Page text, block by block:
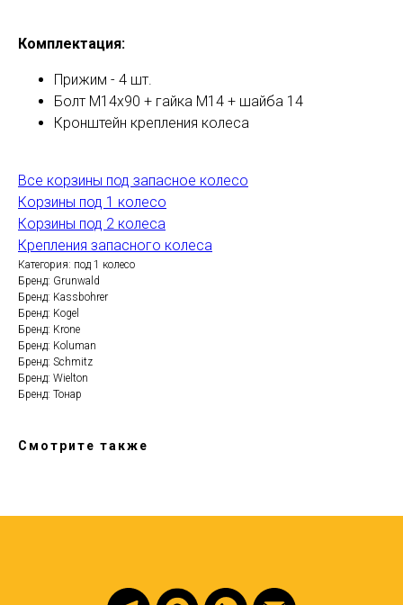
Комплектация:
Прижим - 4 шт.
Болт М14х90 + гайка М14 + шайба 14
Кронштейн крепления колеса
Все корзины под запасное колесо
Корзины под 1 колесо
Корзины под 2 колеса
Крепления запасного колеса
Категория: под 1 колесо
Бренд: Grunwald
Бренд: Kassbohrer
Бренд: Kogel
Бренд: Krone
Бренд: Koluman
Бренд: Schmitz
Бренд: Wielton
Бренд: Тонар
Смотрите также